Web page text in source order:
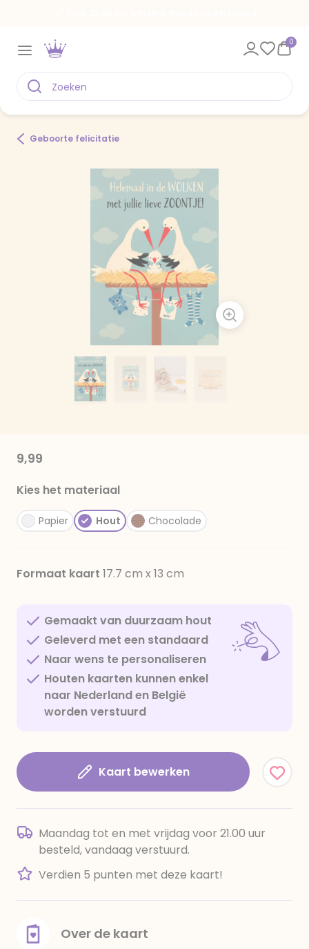
0
Geboorte felicitatie
9,99
Kies het materiaal
Papier Hout Chocolade
Formaat kaart 17.7 cm x 13 cm
Gemaakt van duurzaam hout
Geleverd met een standaard
Naar wens te personaliseren
Houten kaarten kunnen enkel
naar Nederland en België
worden verstuurd
Kaart bewerken
Maandag tot en met vrijdag voor 21.00 uur
besteld, vandaag verstuurd.
Verdien 5 punten met deze kaart!
Over de kaart